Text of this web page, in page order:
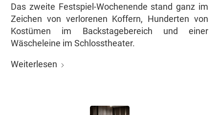
Das zweite Festspiel-Wochenende stand ganz im
Zeichen von verlorenen Koffern, Hunderten von
Kostümen im Backstagebereich und einer
Wäscheleine im Schlosstheater.
Weiterlesen